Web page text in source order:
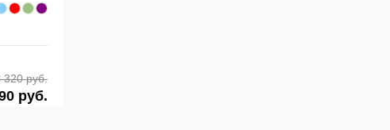
320 руб.
руб.